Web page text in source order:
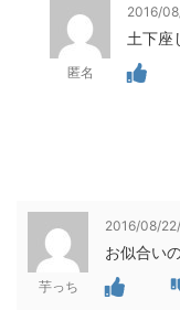
匿名
2016/
土下座
芋っち
2016/08/
お似合い